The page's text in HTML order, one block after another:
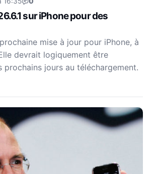
sur iPhone pour des
mise à jour pour iPhone, à
devrait logiquement être
prochains jours au téléchargement.